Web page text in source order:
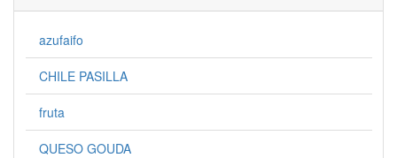
azufaifo
CHILE PASILLA
fruta
QUESO GOUDA